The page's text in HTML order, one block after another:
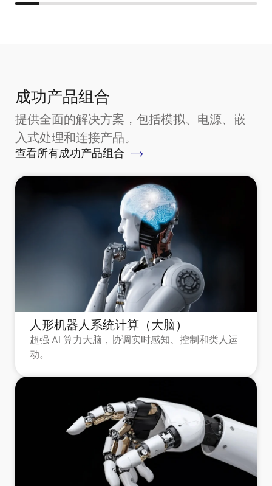
成功产品组合
提供全面的解决方案，包括模拟、电源、嵌
入式处理和连接产品。
查看所有成功产品组合
人形机器人系统计算（大脑）
超强 AI 算力大脑，协调实时感知、控制和类人运
动。